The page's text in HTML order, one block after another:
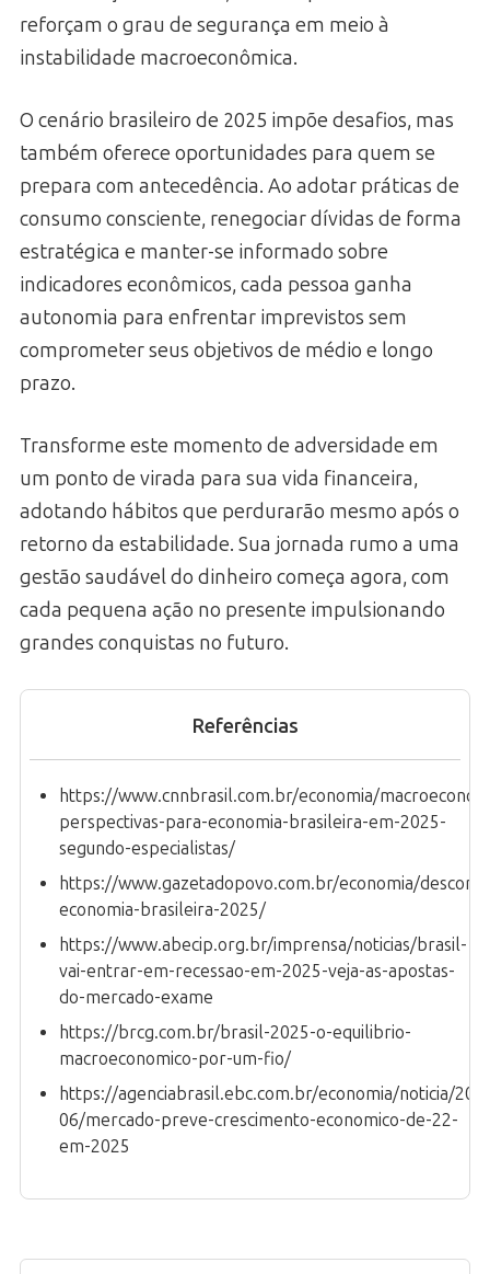
reforçam o grau de segurança em meio à
instabilidade macroeconômica.
O cenário brasileiro de 2025 impõe desafios, mas
também oferece oportunidades para quem se
prepara com antecedência. Ao adotar práticas de
consumo consciente, renegociar dívidas de forma
estratégica e manter-se informado sobre
indicadores econômicos, cada pessoa ganha
autonomia para enfrentar imprevistos sem
comprometer seus objetivos de médio e longo
prazo.
Transforme este momento de adversidade em
um ponto de virada para sua vida financeira,
adotando hábitos que perdurarão mesmo após o
retorno da estabilidade. Sua jornada rumo a uma
gestão saudável do dinheiro começa agora, com
cada pequena ação no presente impulsionando
grandes conquistas no futuro.
Referências
https://www.cnnbrasil.com.br/economia/
perspectivas-para-economia-brasileira-em-2025-
segundo-especialistas/
https://www.gazetadopovo.com.br/economia/
economia-brasileira-2025/
https://www.abecip.org.br/imprensa/noticias/brasil-
vai-entrar-em-recessao-em-2025-veja-as-apostas-
do-mercado-exame
https://brcg.com.br/brasil-2025-o-equilibrio-
macroeconomico-por-um-fio/
https://agenciabrasil.ebc.com.br/economia/noticia/
06/mercado-preve-crescimento-economico-de-22-
em-2025